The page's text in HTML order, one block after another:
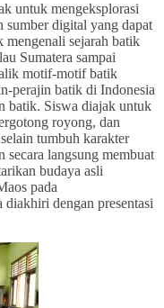
untuk mengeksplorasi
sumber digital yang dapat
sejarah batik
Sumatera sampai
motif-motif batik
perajin batik di Indonesia
batik. Siswa diajak untuk
royong, dan
tumbuh karakter
secara langsung membuat
budaya asli
pada
dengan presentasi